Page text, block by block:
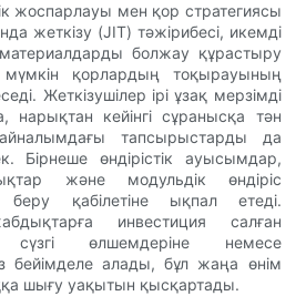
жоспарлауы мен қор стратегиясы
жеткізу (JIT) тәжірибесі, икемді
болжау құрастыру
мүмкін қорлардың тоқырауының
Жеткізушілер ірі ұзақ мерзімді
нарықтан кейінгі сұранысқа тән
тапсырыстарды да
Бірнеше өндірістік ауысымдар,
және модульдік өндіріс
қабілетіне ықпал етеді.
инвестиция салған
өлшемдеріне немесе
бейімделе алады, бұл жаңа өнім
шығу уақытын қысқартады.